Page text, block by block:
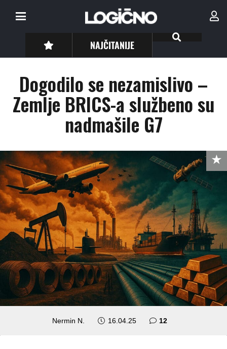
NAJČITANIJE
Dogodilo se nezamislivo –
Zemlje BRICS-a službeno su
nadmašile G7
Nermin N. 16.04.25 12